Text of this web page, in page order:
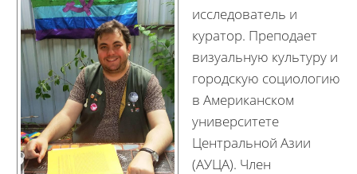
исследователь и
куратор. Преподает
визуальную культуру и
городскую социологию
в Американском
университете
Центральной Азии
(АУЦА). Член